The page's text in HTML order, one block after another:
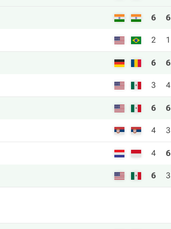
6 6
2 1
6 6
3 4
6 6
4 3
4 6
6 3